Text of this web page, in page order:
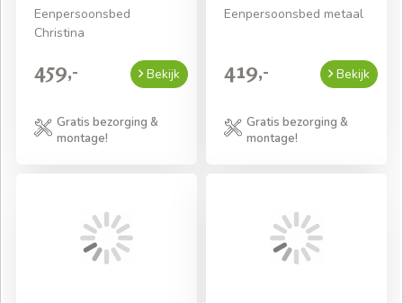
Eenpersoonsbed
Christina
459,- Bekijk
Gratis bezorging &
montage!
Eenpersoonsbed metaal
419,- Bekijk
Gratis bezorging &
montage!